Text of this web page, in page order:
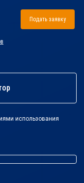
Подать заявку
использования